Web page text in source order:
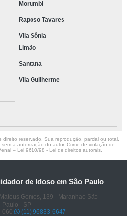
Morumbi
Raposo Tavares
Vila Sônia
Limão
Santana
Vila Guilherme
reservado. Sua reprodução, parcial ou total,
a autorização do autor. Crime de violação de
– Lei 9610/98 - Lei de direitos autorais.
de Idoso em São Paulo
Gomes, 139 - Maranhao São
Paulo - SP
060
(11) 96833-6647